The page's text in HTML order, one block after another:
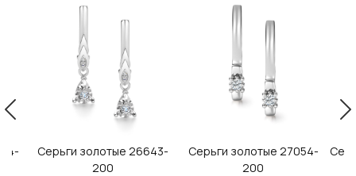
Серьги золотые 26643-
200
Серьги золотые 27054-
200